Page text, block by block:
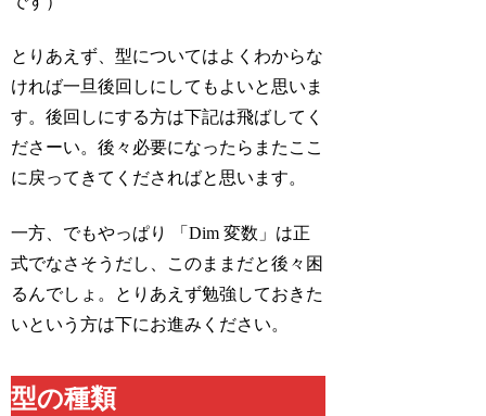
とりあえず、型についてはよくわからな
ければ一旦後回しにしてもよいと思いま
す。後回しにする方は下記は飛ばしてく
ださーい。後々必要になったらまたここ
に戻ってきてくださればと思います。
一方、でもやっぱり 「Dim 変数」は正
式でなさそうだし、このままだと後々困
るんでしょ。とりあえず勉強しておきた
いという方は下にお進みください。
型の種類